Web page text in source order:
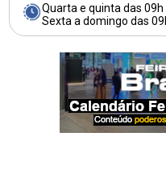
Quarta e quinta das 09h
Sexta a domingo das